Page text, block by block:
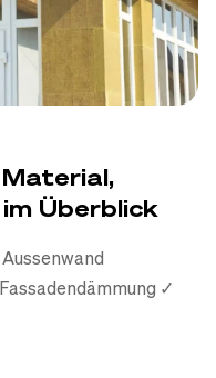
Überblick
✓